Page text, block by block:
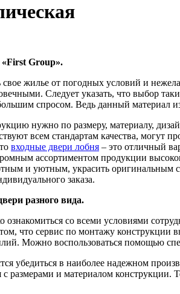
Group».
жилье от погодных условий и
Следует указать, что выбор
спросом. Ведь данный материал
нужно по размеру, материалу,
всем стандартам качества,
входные двери лобня – это отличный
ассортиментом продукции
и уютным, украсить оригинальным
заказа.
разного вида.
ознакомиться со всеми условиями
что сервис по монтажу конструкции
Можно воспользоваться помощью
убедиться в наиболее надежном
размерами и материалом